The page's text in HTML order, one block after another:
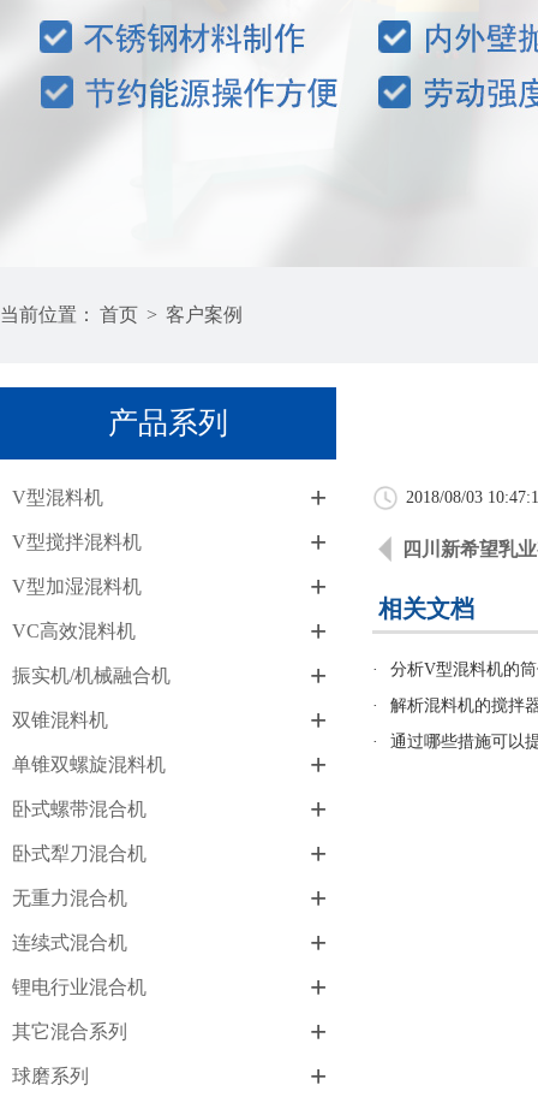
当前位置： 首页 > 客户案例
产品系列
V型混料机 +
V型搅拌混料机 +
V型加湿混料机 +
VC高效混料机 +
振实机/机械融合机 +
双锥混料机 +
单锥双螺旋混料机 +
卧式螺带混合机 +
卧式犁刀混合机 +
无重力混合机 +
连续式混合机 +
锂电行业混合机 +
其它混合系列 +
球磨系列 +
2018/08/03
四川新希望乳
相关文档
·
分析V型混料机的
·
解析混料机的搅拌
·
通过哪些措施可以